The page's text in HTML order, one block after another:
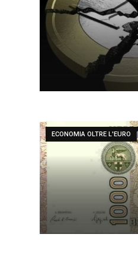
ECONOMIA OLTRE L'EURO